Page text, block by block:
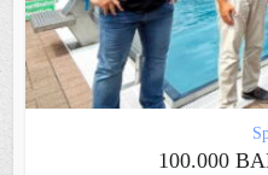
100.000